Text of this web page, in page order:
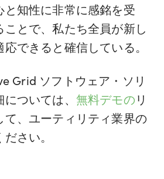
知性に非常に感銘を受
とで、私たち全員が新し
できると確信している。
Grid ソフトウェア・ソリ
ついては、 無料デモのリ
て、ユーティリティ業界の
さい。